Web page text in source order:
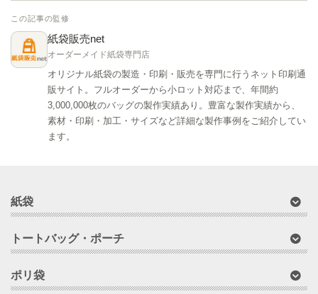
この記事の監修
紙袋販売net
オーダーメイド紙袋専門店
オリジナル紙袋の製造・印刷・販売を専門に行うネット印刷通
販サイト。フルオーダーから小ロット対応まで、年間約
3,000,000枚のバッグの製作実績あり。豊富な製作実績から、
素材・印刷・加工・サイズなど詳細な製作事例をご紹介してい
ます。
紙袋
トートバッグ・ポーチ
ポリ袋